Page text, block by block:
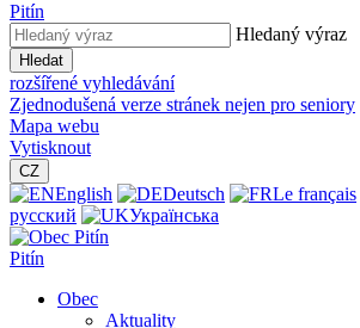
Pitín
Hledaný výraz
Hledat
rozšířené vyhledávání
Zjednodušená verze stránek nejen pro seniory
Mapa webu
Vytisknout
CZ
English Deutsch Le français
русский
Українська
Pitín
Obec
Aktuality